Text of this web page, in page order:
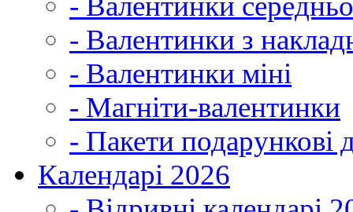
- Валентинки з
- Валентинки міні
- Магніти-валентинки
- Пакети
Календарі 2026